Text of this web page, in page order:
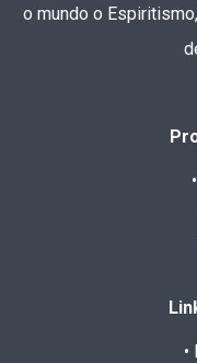
o mundo o